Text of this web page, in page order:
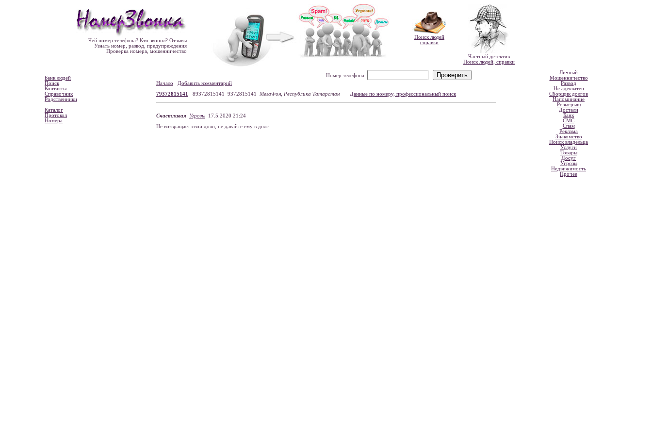
Чей номер телефона? Кто звонил? Отзывы
Узнать номер, развод, предупреждения
Проверка номера, мошенничество
Поиск людей
справки
Частный детектив
Поиск людей, справки
Банк людей
Поиск
Контакты
Справочник
Родственники
Каталог
Протокол
Номера
Номер телефона
Начало
Добавить комментарий
79372815141
89372815141 9372815141 МегаФон, Республика Татарстан Данные по номеру, профессиональный поиск
Счастливая Угрозы 17.5.2020 21:24
Не возвращает свои доли, не давайте ему в долг
Личный
Мошенничество
Развод
Не адекватен
Сборщик долгов
Напоминание
Розыгрыш
Достали
Банк
СМС
Спам
Реклама
Знакомство
Поиск владельца
Услуги
Товары
Досуг
Угрозы
Недвижимость
Прочее